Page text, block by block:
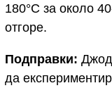
180°C за около
отгоре.
Подправки:
да